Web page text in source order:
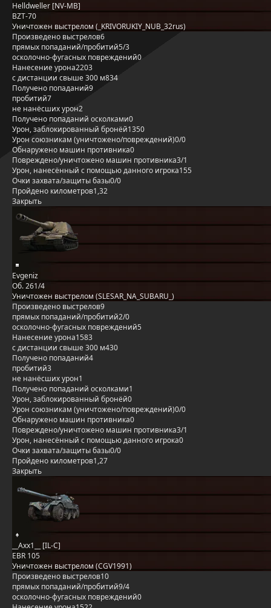
Helldweller [NV-MB]
BZT-70
Уничтожен выстрелом (_KRIVORUKIY_NUB_32rus)
Произведено выстрелов6
прямых попаданий/пробитий5/3
осколочно-фугасных повреждений0
Нанесение урона2203
с дистанции свыше 300 м834
Получено попаданий9
пробитий7
не нанёсших урон2
Получено попаданий осколками0
Урон, заблокированный бронёй1350
Урон союзникам (уничтожено/повреждений)0/0
Обнаружено машин противника0
Повреждено/уничтожено машин противника3/1
Урон, нанесённый с помощью данного игрока155
Очки захвата/защиты базы0/0
Пройдено километров1,32
Закрыть
Evgeniz
Об. 261/4
Уничтожен выстрелом (SLESAR_NA_SUBARU_)
Произведено выстрелов9
прямых попаданий/пробитий2/0
осколочно-фугасных повреждений5
Нанесение урона1583
с дистанции свыше 300 м430
Получено попаданий4
пробитий3
не нанёсших урон1
Получено попаданий осколками1
Урон, заблокированный бронёй0
Урон союзникам (уничтожено/повреждений)0/0
Обнаружено машин противника0
Повреждено/уничтожено машин противника3/1
Урон, нанесённый с помощью данного игрока0
Очки захвата/защиты базы0/0
Пройдено километров1,27
Закрыть
__Axx1__ [IL-C]
EBR 105
Уничтожен выстрелом (CGV1991)
Произведено выстрелов10
прямых попаданий/пробитий9/4
осколочно-фугасных повреждений0